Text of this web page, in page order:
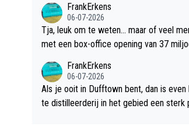
FrankErkens
06-07-2026
Tja, leuk om te weten... maar of veel
met een box-office opening van 37
FrankErkens
06-07-2026
Als je ooit in Dufftown bent, dan is even
te distilleerderij in het gebied een sterk plan. Of beter